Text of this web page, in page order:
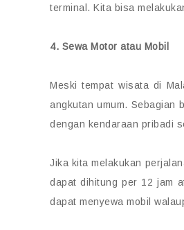
terminal. Kita bisa
4. Sewa Motor atau Mobil
Meski tempat wisata di
angkutan umum. Sebagian
dengan kendaraan pribadi
Jika kita melakukan
dapat dihitung per 12 jam
dapat menyewa mobil